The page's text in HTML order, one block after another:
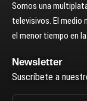
Somos una
televisivos. El medio
el menor tiempo en
Newsletter
Suscríbete a